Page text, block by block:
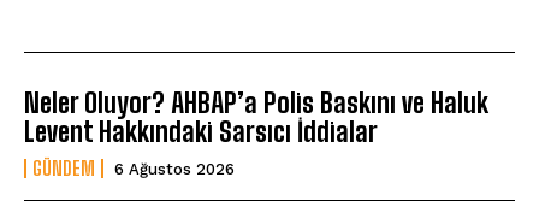
Neler Oluyor? AHBAP’a Polis Baskını ve Haluk
Levent Hakkındaki Sarsıcı İddialar
GÜNDEM 6 Ağustos 2026